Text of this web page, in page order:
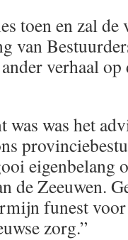
toen en zal
van
verhaal
was was het
eigenbelang
de Zeeuwen.
funest
zorg.”